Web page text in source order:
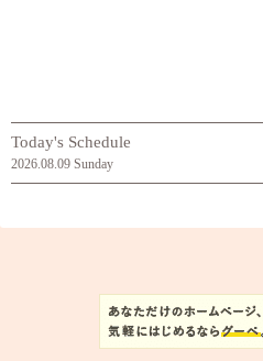
Today's Schedule
2026.08.09 Sunday